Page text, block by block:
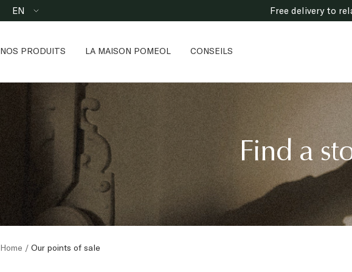
Skip
to
Language
EN Free delivery to
NOS PRODUITS LA MAISON POMEOL CONSEILS
Find a
Home Our points of sale